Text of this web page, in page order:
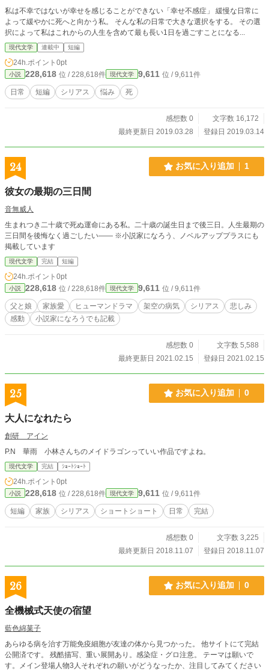
私は不幸ではないが幸せを感じることができない「幸せ不感症」 緩慢な日常に
よって緩やかに死へと向かう私。 そんな私の日常で大きな選択をする。 その選
択によって私はこれからの人生を含めて最も長い1日を過ごすことになる...
現代文学 連載中 短編
24h.ポイント 0pt
小説 228,618 位 / 228,618件 現代文学 9,611 位 / 9,611件
日常 短編 シリアス 悩み 死
感想数 0
文字数 16,172
最終更新日 2019.03.28
登録日 2019.03.14
24 お気に入り追加 1
彼女の最期の三日間
音無威人
生まれつき二十歳で死ぬ運命にある私。二十歳の誕生日まで後三日。人生最期の
三日間を後悔なく過ごしたい―― ※小説家になろう、ノベルアッププラスにも
掲載しています
現代文学 完結 短編
24h.ポイント 0pt
小説 228,618 位 / 228,618件 現代文学 9,611 位 / 9,611件
父と娘 家族愛 ヒューマンドラマ 架空の病気 シリアス
悲しみ
感動
小説家になろうでも記載
感想数 0
文字数 5,588
最終更新日 2021.02.15
登録日 2021.02.15
25 お気に入り追加 0
大人になれたら
創研 アイン
P.N 華雨 小林さんちのメイドラゴンっていい作品ですよね。
現代文学 完結 ｼｮｰﾄｼｮｰﾄ
24h.ポイント 0pt
小説 228,618 位 / 228,618件 現代文学 9,611 位 / 9,611件
短編 家族 シリアス ショートショート 日常 完結
感想数 0
文字数 3,225
最終更新日 2018.11.07
登録日 2018.11.07
26 お気に入り追加 0
全機械式天使の宿望
藍色綿菓子
あらゆる病を治す万能免疫細胞が友達の体から見つかった。 他サイトにて完結
公開済です。 残酷描写、重い展開あり。感染症・グロ注意。 テーマは願いで
す。メイン登場人物3人それぞれの願いがどうなったか、注目してみてください